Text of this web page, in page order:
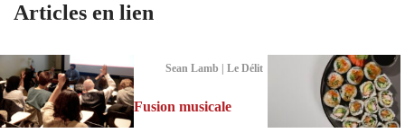
Articles en lien
Sean Lamb | Le Délit
Fusion musicale